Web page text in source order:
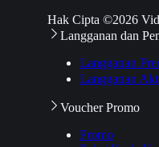
Hak Cipta ©2026
Langganan dan
Langganan
Langganan
Voucher Promo
Promo